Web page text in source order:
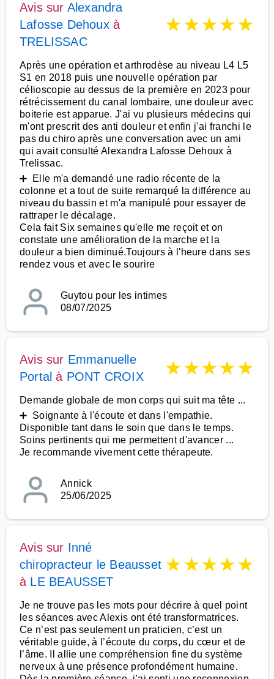
Avis sur Alexandra
Lafosse Dehouxà
TRELISSAC
★★★★★
Après une opération et arthrodèse au niveau L4 L5
S1 en 2018 puis une nouvelle opération par
célioscopie au dessus de la première en 2023 pour
rétrécissement du canal lombaire, une douleur avec
boiterie est apparue. J'ai vu plusieurs médecins qui
m'ont prescrit des anti douleur et enfin j'ai franchi le
pas du chiro après une conversation avec un ami
qui avait consulté Alexandra Lafosse Dehoux à
Trelissac.
➕ Elle m'a demandé une radio récente de la
colonne et a tout de suite remarqué la différence au
niveau du bassin et m'a manipulé pour essayer de
rattraper le décalage.
Cela fait Six semaines qu'elle me reçoit et on
constate une amélioration de la marche et la
douleur a bien diminué.Toujours à l'heure dans ses
rendez vous et avec le sourire
Guytou pour les intimes
08/07/2025
Avis sur Emmanuelle
Portal à PONT CROIX ★★★★★
Demande globale de mon corps qui suit ma tête ...
➕ Soignante à l'écoute et dans l'empathie.
Disponible tant dans le soin que dans le temps.
Soins pertinents qui me permettent d'avancer ...
Je recommande vivement cette thérapeute.
Annick
25/06/2025
Avis sur Inné
chiropracteur le Beausset
à LE BEAUSSET
★★★★★
Je ne trouve pas les mots pour décrire à quel point
les séances avec Alexis ont été transformatrices.
Ce n’est pas seulement un praticien, c’est un
véritable guide, à l’écoute du corps, du cœur et de
l’âme. Il allie une compréhension fine du système
nerveux à une présence profondément humaine.